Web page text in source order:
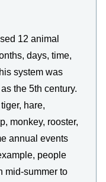
12 animal
days, time,
system was
the 5th century.
hare,
monkey, rooster,
annual events
people
mid-summer to